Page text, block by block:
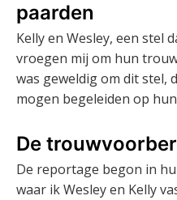
paarden
Kelly en Wesley, een stel
vroegen mij om hun
was geweldig om dit stel,
mogen begeleiden op
De
De reportage begon in
waar ik Wesley en Kelly